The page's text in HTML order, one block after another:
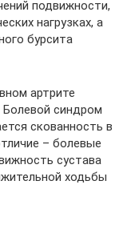
подвижности,
нагрузках, а
бурсита
артрите
синдром
скованность в
– болевые
сустава
ходьбы